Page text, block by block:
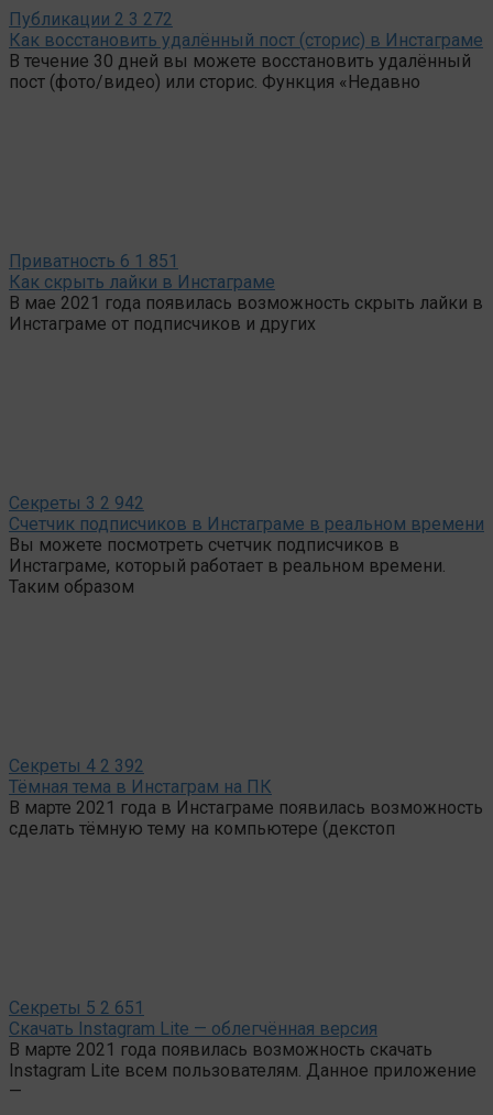
Публикации 2 3 272
Как восстановить удалённый пост (сторис) в Инстаграме
В течение 30 дней вы можете восстановить удалённый
пост (фото/видео) или сторис. Функция «Недавно
Приватность 6 1 851
Как скрыть лайки в Инстаграме
В мае 2021 года появилась возможность скрыть лайки в
Инстаграме от подписчиков и других
Секреты 3 2 942
Счетчик подписчиков в Инстаграме в реальном времени
Вы можете посмотреть счетчик подписчиков в
Инстаграме, который работает в реальном времени.
Таким образом
Секреты 4 2 392
Тёмная тема в Инстаграм на ПК
В марте 2021 года в Инстаграме появилась возможность
сделать тёмную тему на компьютере (декстоп
Секреты 5 2 651
Скачать Instagram Lite — облегчённая версия
В марте 2021 года появилась возможность скачать
Instagram Lite всем пользователям. Данное приложение
—